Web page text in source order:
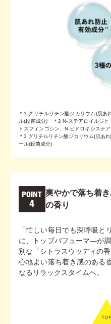
＊1 グリチルリチン酸ジカリウム(肌あ
ル(殺菌成分) ＊2 N-ステアロイルジヒ
トスフィンゴシン、N-ヒドロキシステ
＊3 グリチルリチン酸ジカリウム(肌あ
ール(殺菌成分)
POINT
4
爽やかで落ち着
の香り​
「忙しい毎日でも深呼吸と
に、トップパフューマ―が
別な「シトラスウッディの香
心地よい落ち着き感のある
なるリラックスタイムへ。​